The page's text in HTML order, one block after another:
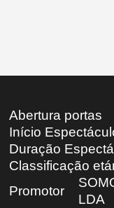
Abertura portas
Início
Duração
Classificação
Promotor
LDA